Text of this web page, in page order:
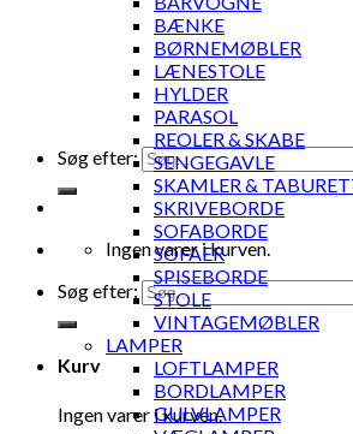
Søg efter:
Ingen varer i kurven.
Søg efter:
Kurv
Ingen varer i kurven.
BÆNKE
BØRNEMØBLER
LÆNESTOLE
HYLDER
PARASOL
REOLER & SKABE
SENGEGAVLE
SKAMLER &
SKRIVEBORDE
SOFABORDE
SOFAER
SPISEBORDE
STOLE
VINTAGEMØBLER
LAMPER
LOFTLAMPER
BORDLAMPER
GULVLAMPER